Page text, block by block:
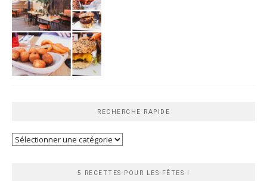
RECHERCHE RAPIDE
Recherche
5 RECETTES POUR LES FÊTES !